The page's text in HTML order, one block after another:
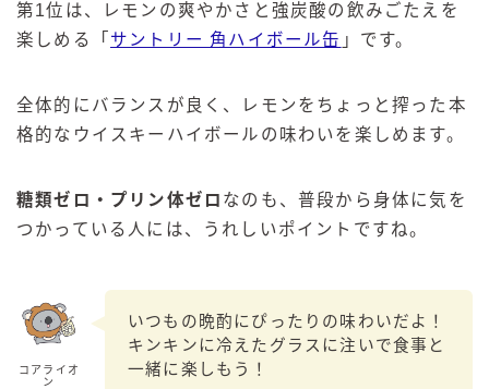
第1位は、レモンの爽やかさと強炭酸の飲みごたえを
楽しめる「 サントリー 角ハイボール缶 」です。
全体的にバランスが良く、レモンをちょっと搾った本
格的なウイスキーハイボールの味わいを楽しめます。
糖類ゼロ・プリン体ゼロ なのも、普段から身体に気を
つかっている人には、うれしいポイントですね。
コアライオ
ン
いつもの晩酌にぴったりの味わいだよ！
キンキンに冷えたグラスに注いで食事と
一緒に楽しもう！